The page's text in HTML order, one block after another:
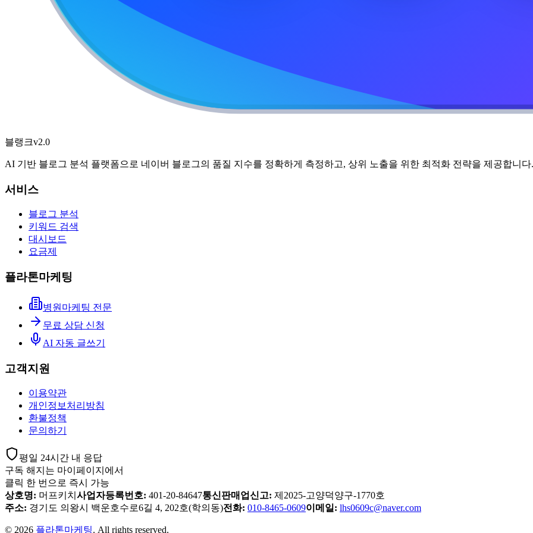
블랭크v2.0
AI 기반 블로그 분석 플랫폼으로 네이버 블로그의 품질 지수를 정확하게 측정하고, 상위 노출을 위한 최적화 전략을 제공합니다.
서비스
블로그 분석
키워드 검색
대시보드
요금제
플라톤마케팅
병원마케팅 전문
무료 상담 신청
AI 자동 글쓰기
고객지원
이용약관
개인정보처리방침
환불정책
문의하기
평일 24시간 내 응답
구독 해지는 마이페이지에서
클릭 한 번으로 즉시 가능
상호명: 머프키치 사업자등록번호: 401-20-84647통신판매업신고: 제2025-고양덕양구-1770호
주소: 경기도 의왕시 백운호수로6길 4, 202호(학의동)전화: 010-8465-0609이메일: lhs0609c@naver.com
© 2026 플라톤마케팅. All rights reserved.